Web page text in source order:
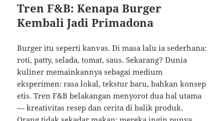
Tren F&B: Kenapa Burger
Kembali Jadi Primadona
Burger itu seperti kanvas. Di masa lalu ia sederhana:
roti, patty, selada, tomat, saus. Sekarang? Dunia
kuliner memainkannya sebagai medium
eksperimen: rasa lokal, tekstur baru, bahkan konsep
etis. Tren F&B belakangan menyorot dua hal utama
— kreativitas resep dan cerita di balik produk.